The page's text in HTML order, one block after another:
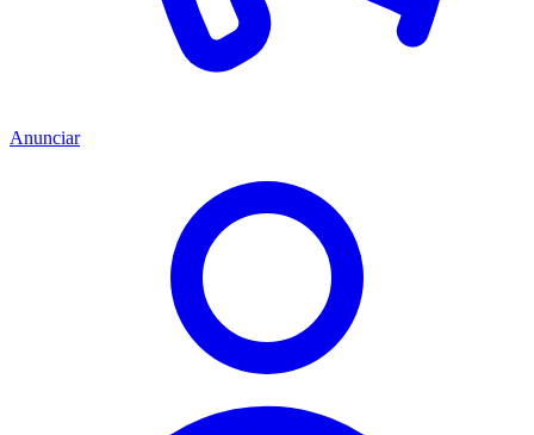
Anunciar